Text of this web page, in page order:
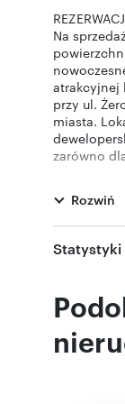
Na
atrakcyjnej
przy ul.
miasta.
zarówno
- salon z
- sypialnia
- sypialnia -
- łazienka -
Do
Mieszkanie
inwestycji
Rozwiń
Statystyki